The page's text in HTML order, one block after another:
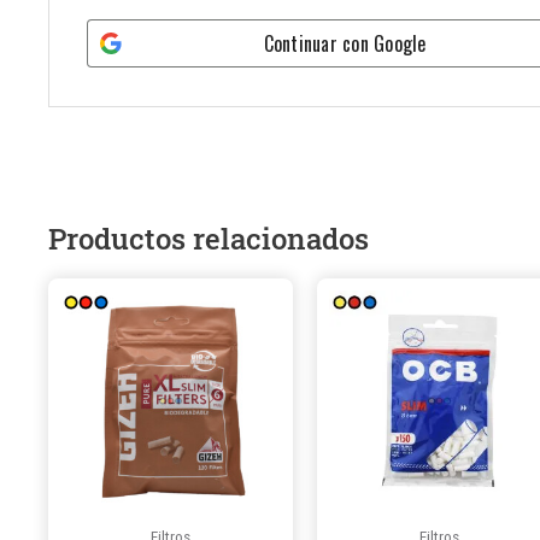
Continuar con Google
Productos relacionados
Filtros Filtros